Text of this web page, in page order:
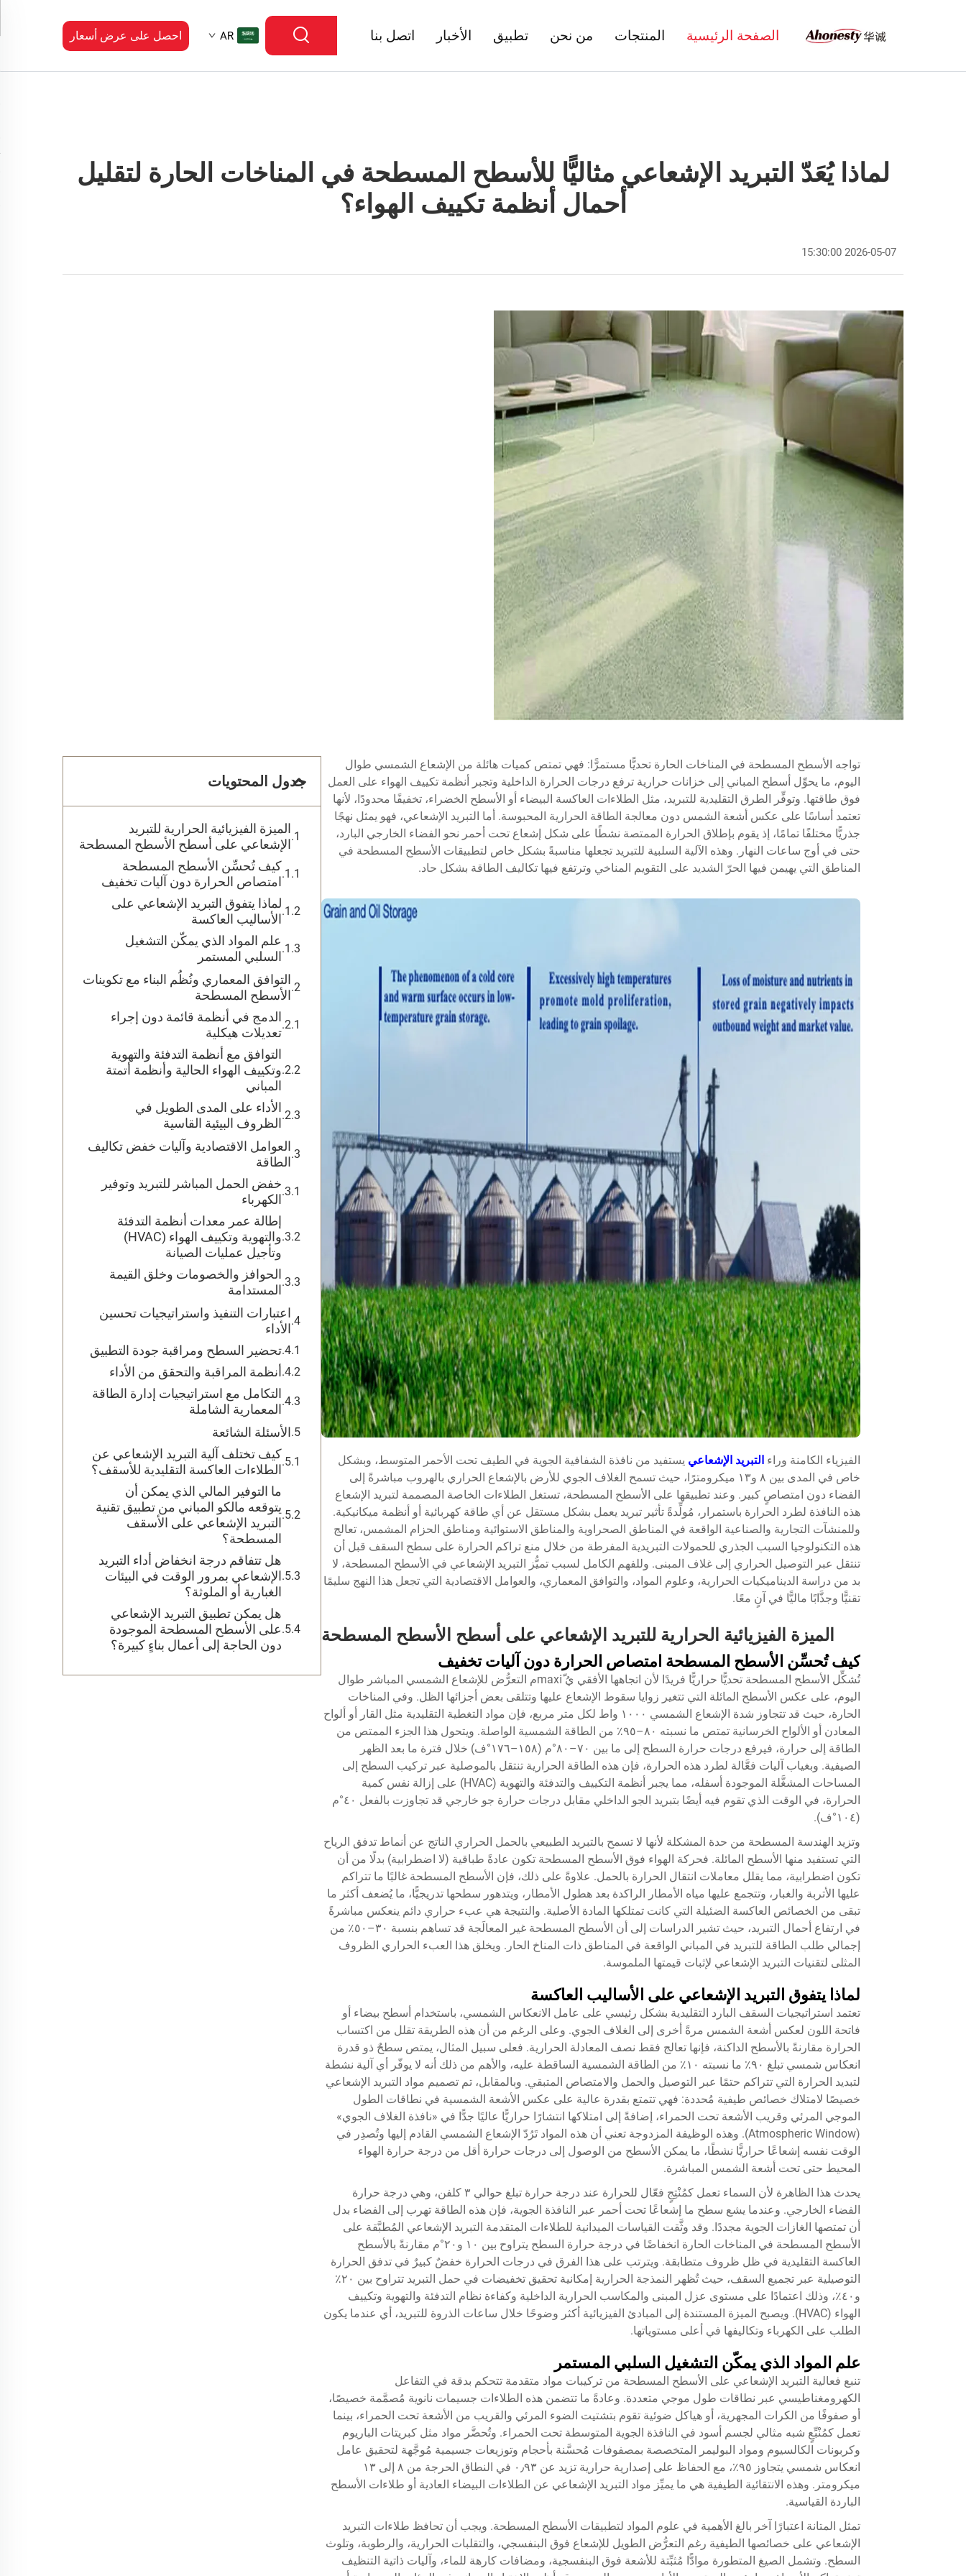
الصفحة الرئيسية المنتجات من نحن تطبيق الأخبار اتصل بنا AR احصل على عرض أسعار
لماذا يُعَدّ التبريد الإشعاعي مثاليًّا للأسطح المسطحة في المناخات الحارة لتقليل
أحمال أنظمة تكييف الهواء؟
2026-05-07 15:30:00
تواجه الأسطح المسطحة في المناخات الحارة تحديًّا مستمرًّا: فهي تمتص كميات هائلة من الإشعاع الشمسي طوال
اليوم، ما يحوِّل أسطح المباني إلى خزانات حرارية ترفع درجات الحرارة الداخلية وتجبر أنظمة تكييف الهواء على العمل
فوق طاقتها. وتوفِّر الطرق التقليدية للتبريد، مثل الطلاءات العاكسة البيضاء أو الأسطح الخضراء، تخفيفًا محدودًا، لأنها
تعتمد أساسًا على عكس أشعة الشمس دون معالجة الطاقة الحرارية المحبوسة. أما التبريد الإشعاعي، فهو يمثل نهجًا
جذريًّا مختلفًا تمامًا، إذ يقوم بإطلاق الحرارة الممتصة نشطًا على شكل إشعاع تحت أحمر نحو الفضاء الخارجي البارد،
حتى في أوج ساعات النهار. وهذه الآلية السلبية للتبريد تجعلها مناسبةً بشكل خاص لتطبيقات الأسطح المسطحة في
المناطق التي يهيمن فيها الحرّ الشديد على التقويم المناخي وترتفع فيها تكاليف الطاقة بشكل حاد.
الفيزياء الكامنة وراء التبريد الإشعاعي يستفيد من نافذة الشفافية الجوية في الطيف تحت الأحمر المتوسط، وبشكل
خاص في المدى بين ٨ و١٣ ميكرومترًا، حيث تسمح الغلاف الجوي للأرض بالإشعاع الحراري بالهروب مباشرةً إلى
الفضاء دون امتصاصٍ كبير. وعند تطبيقها على الأسطح المسطحة، تستغل الطلاءات الخاصة المصممة لتبريد الإشعاع
هذه النافذة لطرد الحرارة باستمرار، مُولِّدةً تأثير تبريد يعمل بشكل مستقل عن أي طاقة كهربائية أو أنظمة ميكانيكية.
وللمنشآت التجارية والصناعية الواقعة في المناطق الصحراوية والمناطق الاستوائية ومناطق الحزام المشمس، تعالج
هذه التكنولوجيا السبب الجذري للحمولات التبريدية المفرطة من خلال منع تراكم الحرارة على سطح السقف قبل أن
تنتقل عبر التوصيل الحراري إلى غلاف المبنى. وللفهم الكامل لسبب تميُّز التبريد الإشعاعي في الأسطح المسطحة، لا
بد من دراسة الديناميكيات الحرارية، وعلوم المواد، والتوافق المعماري، والعوامل الاقتصادية التي تجعل هذا النهج سليمًا
تقنيًّا وجذَّابًا ماليًّا في آنٍ معًا.
الميزة الفيزيائية الحرارية للتبريد الإشعاعي على أسطح الأسطح المسطحة
كيف تُحسِّن الأسطح المسطحة امتصاص الحرارة دون آليات تخفيف
تُشكِّل الأسطح المسطحة تحديًّا حراريًّا فريدًا لأن اتجاهها الأفقي يُ maxiّم التعرُّض للإشعاع الشمسي المباشر طوال
اليوم، على عكس الأسطح المائلة التي تتغير زوايا سقوط الإشعاع عليها وتتلقى بعض أجزائها الظل. وفي المناخات
الحارة، حيث قد تتجاوز شدة الإشعاع الشمسي ١٠٠٠ واط لكل متر مربع، فإن مواد التغطية التقليدية مثل القار أو ألواح
المعادن أو الألواح الخرسانية تمتص ما نسبته ٨٠–٩٥٪ من الطاقة الشمسية الواصلة. ويتحول هذا الجزء الممتص من
الطاقة إلى حرارة، فيرفع درجات حرارة السطح إلى ما بين ٧٠–٨٠°م (١٥٨–١٧٦°ف) خلال فترة ما بعد الظهر
الصيفية. وبغياب آليات فعَّالة لطرد هذه الحرارة، فإن هذه الطاقة الحرارية تنتقل بالموصلية عبر تركيب السطح إلى
المساحات المشغَّلة الموجودة أسفله، مما يجبر أنظمة التكييف والتدفئة والتهوية (HVAC) على إزالة نفس كمية
الحرارة، في الوقت الذي تقوم فيه أيضًا بتبريد الجو الداخلي مقابل درجات حرارة جو خارجي قد تجاوزت بالفعل ٤٠°م
(١٠٤°ف).
وتزيد الهندسة المسطحة من حدة المشكلة لأنها لا تسمح بالتبريد الطبيعي بالحمل الحراري الناتج عن أنماط تدفق الرياح
التي تستفيد منها الأسطح المائلة. فحركة الهواء فوق الأسطح المسطحة تكون عادةً طباقية (لا اضطرابية) بدلًا من أن
تكون اضطرابية، مما يقلل معاملات انتقال الحرارة بالحمل. علاوةً على ذلك، فإن الأسطح المسطحة غالبًا ما تتراكم
عليها الأتربة والغبار، وتتجمع عليها مياه الأمطار الراكدة بعد هطول الأمطار، ويتدهور سطحها تدريجيًّا، ما يُضعف أكثر ما
تبقى من الخصائص العاكسة الضئيلة التي كانت تمتلكها المادة الأصلية. والنتيجة هي عبء حراري دائم ينعكس مباشرةً
في ارتفاع أحمال التبريد، حيث تشير الدراسات إلى أن الأسطح المسطحة غير المعالَجة قد تساهم بنسبة ٣٠–٥٠٪ من
إجمالي طلب الطاقة للتبريد في المباني الواقعة في المناطق ذات المناخ الحار. ويخلق هذا العبء الحراري الظروف
المثلى لتقنيات التبريد الإشعاعي لإثبات قيمتها الملموسة.
لماذا يتفوق التبريد الإشعاعي على الأساليب العاكسة
تعتمد استراتيجيات السقف البارد التقليدية بشكل رئيسي على عامل الانعكاس الشمسي، باستخدام أسطح بيضاء أو
فاتحة اللون لعكس أشعة الشمس مرةً أخرى إلى الغلاف الجوي. وعلى الرغم من أن هذه الطريقة تقلل من اكتساب
الحرارة مقارنةً بالأسطح الداكنة، فإنها تعالج فقط نصف المعادلة الحرارية. فعلى سبيل المثال، يمتص سطحٌ ذو قدرة
انعكاس شمسي تبلغ ٩٠٪ ما نسبته ١٠٪ من الطاقة الشمسية الساقطة عليه، والأهم من ذلك أنه لا يوفّر أي آلية نشطة
لتبديد الحرارة التي تتراكم حتمًا عبر التوصيل والحمل والامتصاص المتبقي. وبالمقابل، تم تصميم مواد التبريد الإشعاعي
خصيصًا لامتلاك خصائص طيفية مُحددة: فهي تتمتع بقدرة عالية على عكس الأشعة الشمسية في نطاقات الطول
الموجي المرئي وقريب الأشعة تحت الحمراء، إضافةً إلى امتلاكها انتشارًا حراريًّا عاليًا جدًّا في «نافذة الغلاف الجوي»
(Atmospheric Window). وهذه الوظيفة المزدوجة تعني أن هذه المواد تَرُدّ الإشعاع الشمسي القادم إليها وتُصدِر في
الوقت نفسه إشعاعًا حراريًّا نشطًا، ما يمكن الأسطح من الوصول إلى درجات حرارة أقل من درجة حرارة الهواء
المحيط حتى تحت أشعة الشمس المباشرة.
يحدث هذا الظاهرة لأن السماء تعمل كمُنْتِجٍ فعّال للحرارة عند درجة حرارة تبلغ حوالي ٣ كلفن، وهي درجة حرارة
الفضاء الخارجي. وعندما يشع سطح ما إشعاعًا تحت أحمر عبر النافذة الجوية، فإن هذه الطاقة تهرب إلى الفضاء بدل
أن تمتصها الغازات الجوية مجددًا. وقد وثَّقت القياسات الميدانية للطلاءات المتقدمة التبريد الإشعاعي المُطبَّقة على
الأسطح المسطحة في المناخات الحارة انخفاضًا في درجة حرارة السطح يتراوح بين ١٠ و٢٠°م مقارنةً بالأسطح
العاكسة التقليدية في ظل ظروف متطابقة. ويترتب على هذا الفرق في درجات الحرارة خفضٌ كبيرٌ في تدفق الحرارة
التوصيلية عبر تجميع السقف، حيث تُظهر النمذجة الحرارية إمكانية تحقيق تخفيضات في حمل التبريد تتراوح بين ٢٠٪
و٤٠٪، وذلك اعتمادًا على مستوى عزل المبنى والمكاسب الحرارية الداخلية وكفاءة نظام التدفئة والتهوية وتكييف
الهواء (HVAC). ويصبح الميزة المستندة إلى المبادئ الفيزيائية أكثر وضوحًا خلال ساعات الذروة للتبريد، أي عندما يكون
الطلب على الكهرباء وتكاليفها في أعلى مستوياتها.
علم المواد الذي يمكّن التشغيل السلبي المستمر
تنبع فعالية التبريد الإشعاعي على الأسطح المسطحة من تركيبات مواد متقدمة تتحكم بدقة في التفاعل
الكهرومغناطيسي عبر نطاقات طول موجي متعددة. وعادةً ما تتضمن هذه الطلاءات جسيمات نانوية مُصمَّمة خصيصًا،
أو صفوفًا من الكرات المجهرية، أو هياكل ضوئية تقوم بتشتيت الضوء المرئي والقريب من الأشعة تحت الحمراء، بينما
تعمل كمُنْبِّعٍ شبه مثالي لجسم أسود في النافذة الجوية المتوسطة تحت الحمراء. وتُحضَّر مواد مثل كبريتات الباريوم
وكربونات الكالسيوم ومواد البوليمر المتخصصة بمصفوفات مُحسَّنة بأحجام وتوزيعات جسيمية مُوجَّهة لتحقيق عامل
انعكاس شمسي يتجاوز ٩٥٪، مع الحفاظ على إصدارية حرارية تزيد عن ٠٫٩٣ في النطاق الحرجة من ٨ إلى ١٣
ميكرومتر. وهذه الانتقائية الطيفية هي ما يميِّز مواد التبريد الإشعاعي عن الطلاءات البيضاء العادية أو طلاءات الأسطح
الباردة القياسية.
تمثل المتانة اعتبارًا آخر بالغ الأهمية في علوم المواد لتطبيقات الأسطح المسطحة. ويجب أن تحافظ طلاءات التبريد
الإشعاعي على خصائصها الطيفية رغم التعرُّض الطويل للإشعاع فوق البنفسجي، والتقلبات الحرارية، والرطوبة، وتلوث
السطح. وتشمل الصيغ المتطورة موادًّا مُثبِّتة للأشعة فوق البنفسجية، ومضافات كارهة للماء، وآليات ذاتية التنظيف
جدول المحتويات
الميزة الفيزيائية الحرارية للتبريد
الإشعاعي على أسطح الأسطح المسطحة
كيف تُحسِّن الأسطح المسطحة
امتصاص الحرارة دون آليات تخفيف
لماذا يتفوق التبريد الإشعاعي على
الأساليب العاكسة
علم المواد الذي يمكّن التشغيل
السلبي المستمر
التوافق المعماري ونُظُم البناء مع تكوينات
الأسطح المسطحة
الدمج في أنظمة قائمة دون إجراء
تعديلات هيكلية
التوافق مع أنظمة التدفئة والتهوية
وتكييف الهواء الحالية وأنظمة أتمتة
المباني
الأداء على المدى الطويل في
الظروف البيئية القاسية
العوامل الاقتصادية وآليات خفض تكاليف
الطاقة
خفض الحمل المباشر للتبريد وتوفير
الكهرباء
إطالة عمر معدات أنظمة التدفئة
والتهوية وتكييف الهواء (HVAC)
وتأجيل عمليات الصيانة
الحوافز والخصومات وخلق القيمة
المستدامة
اعتبارات التنفيذ واستراتيجيات تحسين
الأداء
تحضير السطح ومراقبة جودة التطبيق
أنظمة المراقبة والتحقق من الأداء
التكامل مع استراتيجيات إدارة الطاقة
المعمارية الشاملة
الأسئلة الشائعة
كيف تختلف آلية التبريد الإشعاعي عن
الطلاءات العاكسة التقليدية للأسقف؟
ما التوفير المالي الذي يمكن أن
يتوقعه مالكو المباني من تطبيق تقنية
التبريد الإشعاعي على الأسقف
المسطحة؟
هل تتفاقم درجة انخفاض أداء التبريد
الإشعاعي بمرور الوقت في البيئات
الغبارية أو الملوثة؟
هل يمكن تطبيق التبريد الإشعاعي
على الأسطح المسطحة الموجودة
دون الحاجة إلى أعمال بناءٍ كبيرة؟